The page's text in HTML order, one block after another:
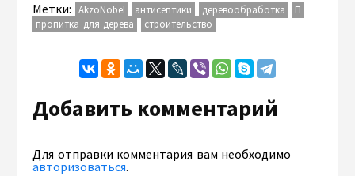
Метки: AkzoNobel антисептики деревообработка
П
пропитка для дерева
строительство
Добавить комментарий
Для отправки комментария вам необходимо
авторизоваться.